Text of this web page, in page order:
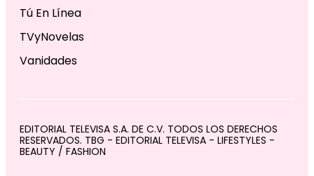
Tú En Línea
TVyNovelas
Vanidades
EDITORIAL TELEVISA S.A. DE C.V. TODOS LOS DERECHOS
RESERVADOS. TBG - EDITORIAL TELEVISA - LIFESTYLES -
BEAUTY / FASHION